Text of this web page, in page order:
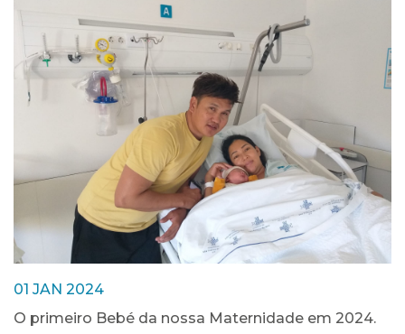
01 JAN 2024
O primeiro Bebé da nossa Maternidade em 2024.